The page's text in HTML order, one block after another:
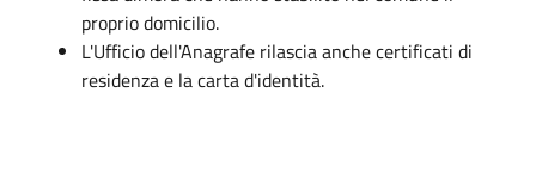
proprio domicilio.
L'Ufficio dell'Anagrafe rilascia anche certificati di
residenza e la carta d'identità.